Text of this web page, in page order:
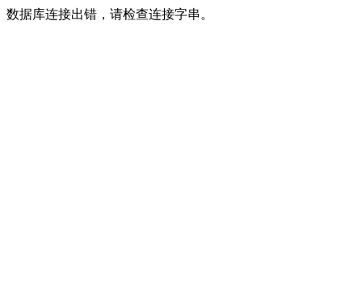
数据库连接出错，请检查连接字串。